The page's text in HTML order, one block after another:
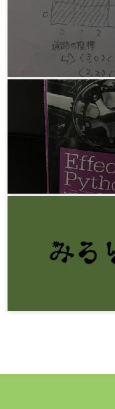
Python 雪
8
プログ
Python 迷路を
8年
Brett Slatkin『
流